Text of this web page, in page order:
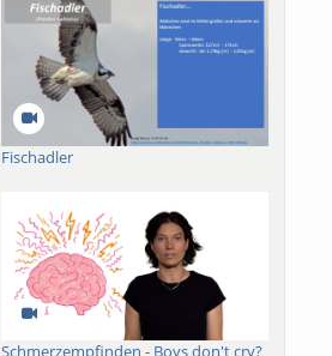
Fischadler
Schmerzempfinden - Boys don't cry?